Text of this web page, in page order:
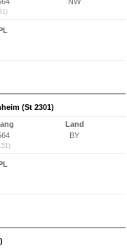
(St 2301)
Land
BY